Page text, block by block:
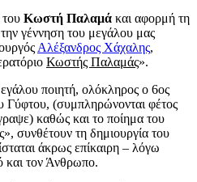
Κωστή Παλαμά και αφορμή τη
γέννηση του μεγάλου μας
Αλέξανδρος Χάχαλης,
Κωστής Παλαμάς».
ποιητή, ολόκληρος ο 6ος
Γύφτου, (συμπληρώνονται φέτος
καθώς και το ποίημα του
συνθέτουν τη δημιουργία του
άκρως επίκαιρη – λόγω
και τον Άνθρωπο.